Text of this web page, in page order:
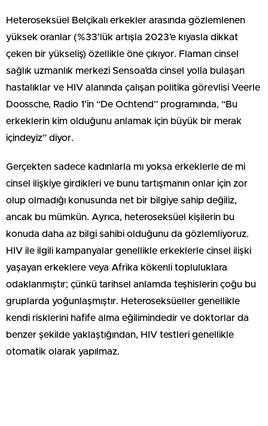
Heteroseksüel Belçikalı erkekler arasında gözlemlenen
yüksek oranlar (%33’lük artışla 2023’e kıyasla dikkat
çeken bir yükseliş) özellikle öne çıkıyor. Flaman cinsel
sağlık uzmanlık merkezi Sensoa’da cinsel yolla bulaşan
hastalıklar ve HIV alanında çalışan politika görevlisi Veerle
Doossche, Radio 1’in “De Ochtend” programında, “Bu
erkeklerin kim olduğunu anlamak için büyük bir merak
içindeyiz” diyor.
Gerçekten sadece kadınlarla mı yoksa erkeklerle de mi
cinsel ilişkiye girdikleri ve bunu tartışmanın onlar için zor
olup olmadığı konusunda net bir bilgiye sahip değiliz,
ancak bu mümkün. Ayrıca, heteroseksüel kişilerin bu
konuda daha az bilgi sahibi olduğunu da gözlemliyoruz.
HIV ile ilgili kampanyalar genellikle erkeklerle cinsel ilişki
yaşayan erkeklere veya Afrika kökenli topluluklara
odaklanmıştır; çünkü tarihsel anlamda teşhislerin çoğu bu
gruplarda yoğunlaşmıştır. Heteroseksüeller genellikle
kendi risklerini hafife alma eğilimindedir ve doktorlar da
benzer şekilde yaklaştığından, HIV testleri genellikle
otomatik olarak yapılmaz.